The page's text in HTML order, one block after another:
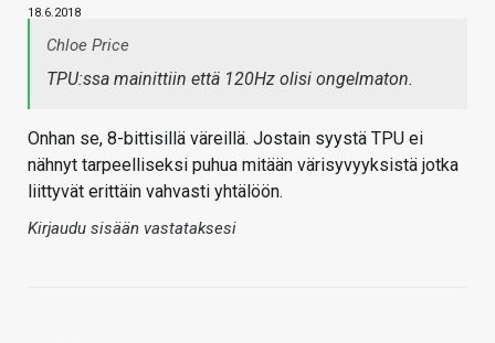
18.6.2018
Chloe Price
TPU:ssa mainittiin että 120Hz olisi ongelmaton.
Onhan se, 8-bittisillä väreillä. Jostain syystä TPU ei
nähnyt tarpeelliseksi puhua mitään värisyvyyksistä jotka
liittyvät erittäin vahvasti yhtälöön.
Kirjaudu sisään vastataksesi